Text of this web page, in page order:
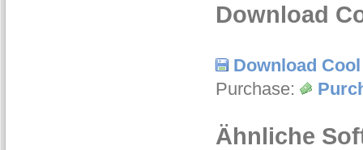
Download
Download
Purchase:
Ähnliche